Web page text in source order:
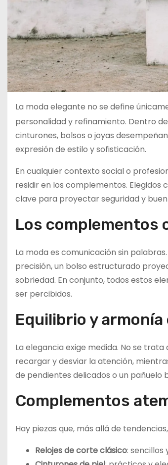
La moda elegante no se define
personalidad y refinamiento. Dentro
cinturones, bolsos o joyas
expresión de estilo y sofisticación.
En cualquier contexto social o
residir en los complementos.
clave para proyectar seguridad y
Los complementos
La moda es comunicación sin
precisión, un bolso estructurado
sobriedad. En conjunto, todos estos
ser percibidos.
Equilibrio y armonía
La elegancia exige medida. No se
recargar y desviar la atención,
de pendientes delicados o un
Complementos
Hay piezas que, más allá de
Relojes de corte clásico: sencillos